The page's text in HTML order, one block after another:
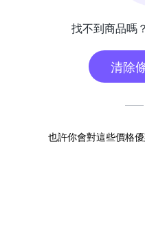
找不到商品嗎
清除
也許你會對這些價格